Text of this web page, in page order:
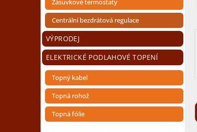
Zásuvkové termostaty
Centrální bezdrátová regulace
VÝPRODEJ
ELEKTRICKÉ PODLAHOVÉ TOPENÍ
Topný kabel
Topná rohož
Topná fólie